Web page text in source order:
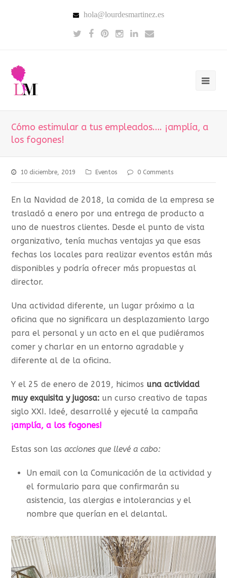
hola@lourdesmartinez.es
Cómo estimular a tus empleados…. ¡amplía, a
los fogones!
10 diciembre, 2019 Eventos 0 Comments
En la Navidad de 2018, la comida de la empresa se
trasladó a enero por una entrega de producto a
uno de nuestros clientes. Desde el punto de vista
organizativo, tenía muchas ventajas ya que esas
fechas los locales para realizar eventos están más
disponibles y podría ofrecer más propuestas al
director.
Una actividad diferente, un lugar próximo a la
oficina que no significara un desplazamiento largo
para el personal y un acto en el que pudiéramos
comer y charlar en un entorno agradable y
diferente al de la oficina.
Y el 25 de enero de 2019, hicimos una actividad
muy exquisita y jugosa: un curso creativo de tapas
siglo XXI. Ideé, desarrollé y ejecuté la campaña
¡amplía, a los fogones!
Estas son lasacciones que llevé a cabo:
Un email con la Comunicación de la actividad y
el formulario para que confirmarán su
asistencia, las alergias e intolerancias y el
nombre que querían en el delantal.